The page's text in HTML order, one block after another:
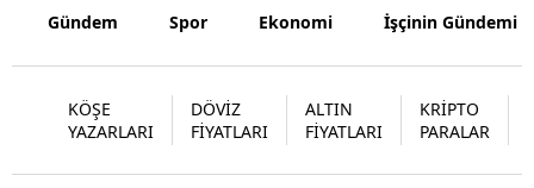
Tunceli
Uşak
Van
Gündem Spor Ekonomi İşçinin Gündemi
KÖŞE
YAZARLARI
DÖVİZ
FİYATLARI
ALTIN
FİYATLARI
KRİPTO
PARALAR